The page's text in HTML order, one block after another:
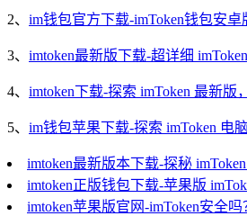
2、 im钱包官方下载-imToken钱包安
3、 imtoken最新版下载-超详细
4、 imtoken下载-探索 imToken 最新
5、 im钱包苹果下载-探索 imToken 电
imtoken最新版本下载-探秘
imtoken正版钱包下载-苹果版
imtoken苹果版官网-imToken安全